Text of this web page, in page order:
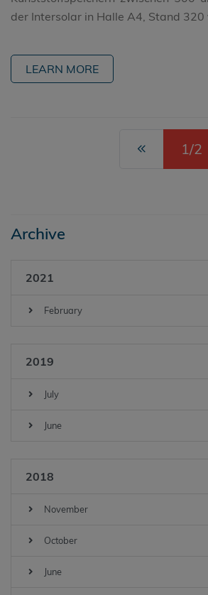
der Intersolar in Halle A4, Stand 320
LEARN MORE
1/2
Archive
2021
February
2019
July
June
2018
November
October
June